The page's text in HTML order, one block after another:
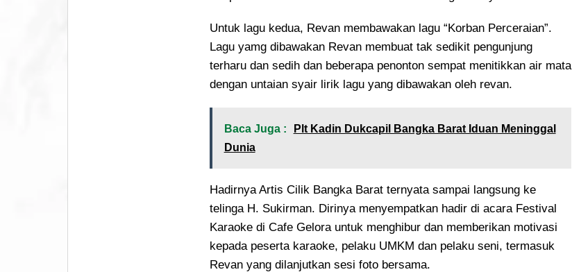
Untuk lagu kedua, Revan membawakan lagu “Korban Perceraian”.
Lagu yamg dibawakan Revan membuat tak sedikit pengunjung
terharu dan sedih dan beberapa penonton sempat menitikkan air mata
dengan untaian syair lirik lagu yang dibawakan oleh revan.
Baca Juga :
Plt Kadin Dukcapil Bangka Barat Iduan Meninggal
Dunia
Hadirnya Artis Cilik Bangka Barat ternyata sampai langsung ke
telinga H. Sukirman. Dirinya menyempatkan hadir di acara Festival
Karaoke di Cafe Gelora untuk menghibur dan memberikan motivasi
kepada peserta karaoke, pelaku UMKM dan pelaku seni, termasuk
Revan yang dilanjutkan sesi foto bersama.